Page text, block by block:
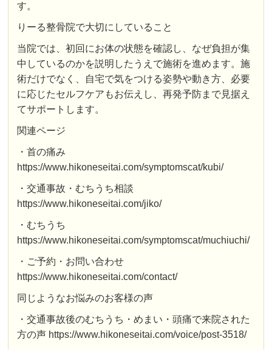
す。
りーる整骨院で大切にしていること
当院では、初回にお体の状態を確認し、なぜ負担が集
中しているのかを説明したうえで施術を進めます。施
術だけでなく、自宅で気をつける姿勢や動き方、必要
に応じたセルフケアもお伝えし、再発予防まで見据え
てサポートします。
関連ページ
・首の痛み
https://www.hikoneseitai.com/symptomscat/kubi/
・交通事故・むちうち相談
https://www.hikoneseitai.com/jiko/
・むちうち
https://www.hikoneseitai.com/symptomscat/muchiuchi/
・ご予約・お問い合わせ
https://www.hikoneseitai.com/contact/
同じようなお悩みのお客様の声
・交通事故後のむちうち・めまい・頭痛で来院された
方の声 https://www.hikoneseitai.com/voice/post-3518/